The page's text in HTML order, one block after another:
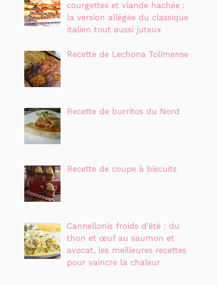
courgettes et viande hachée :
la version allégée du classique
italien tout aussi juteux
Recette de Lechona Tolimense
Recette de burritos du Nord
Recette de coupe à biscuits
Cannellonis froids d'été : du
thon et œuf au saumon et
avocat, les meilleures recettes
pour vaincre la chaleur